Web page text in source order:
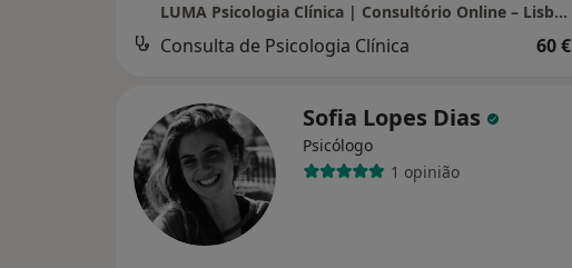
LUMA Psicologia Clínica | Consultório Online – Lisboa
Consulta de Psicologia Clínica 60 €
Sofia Lopes Dias
Psicólogo
1 opinião